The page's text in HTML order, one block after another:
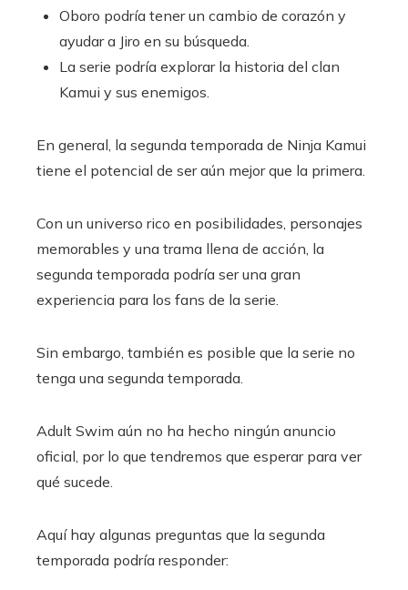
Oboro podría tener un cambio de corazón y
ayudar a Jiro en su búsqueda.
La serie podría explorar la historia del clan
Kamui y sus enemigos.
En general, la segunda temporada de Ninja Kamui
tiene el potencial de ser aún mejor que la primera.
Con un universo rico en posibilidades, personajes
memorables y una trama llena de acción, la
segunda temporada podría ser una gran
experiencia para los fans de la serie.
Sin embargo, también es posible que la serie no
tenga una segunda temporada.
Adult Swim aún no ha hecho ningún anuncio
oficial, por lo que tendremos que esperar para ver
qué sucede.
Aquí hay algunas preguntas que la segunda
temporada podría responder: